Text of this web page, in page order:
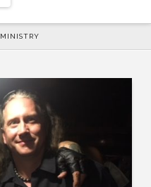
MINISTRY